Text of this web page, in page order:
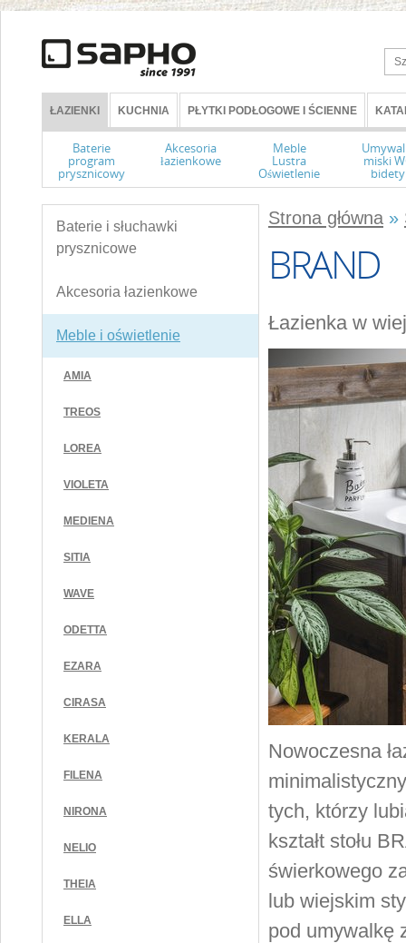
ŁAZIENKI KUCHNIA PŁYTKI PODŁOGOWE I ŚCIENNE
Baterie
program
prysznicowy
Akcesoria
łazienkowe
Meble
Lustra
Oświetlenie
miski
bidety
Baterie i słuchawki
prysznicowe
Akcesoria łazienkowe
Meble i oświetlenie
AMIA
TREOS
LOREA
VIOLETA
MEDIENA
SITIA
WAVE
ODETTA
EZARA
CIRASA
KERALA
FILENA
NIRONA
NELIO
THEIA
ELLA
Strona główna »
BRAND
Łazienka w
Nowoczesna
tych, którzy
kształt stołu
świerkowego
lub wiejskim
pod umywalkę